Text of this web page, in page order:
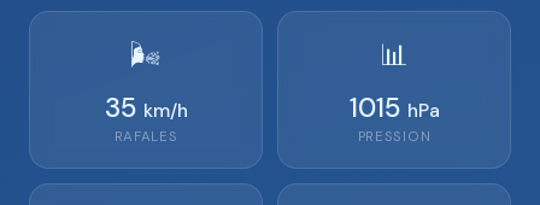
🌬️
35 km/h
RAFALES
📊
1015 hPa
PRESSION